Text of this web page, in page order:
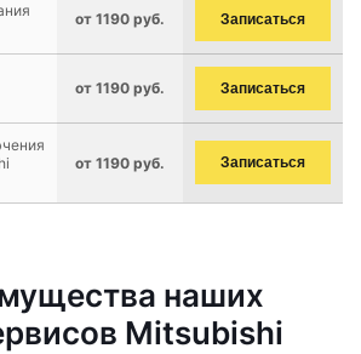
от 1190 руб. Записаться
от 1190 руб. Записаться
от 1190 руб. Записаться
наших
Mitsubishi